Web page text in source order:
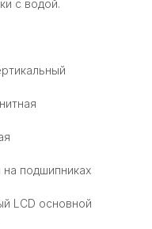
с водой.
на подшипниках
LСD основной